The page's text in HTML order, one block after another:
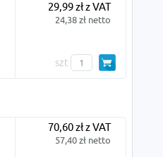
29,99 zł z VAT
24,38 zł netto
szt
70,60 zł z VAT
57,40 zł netto